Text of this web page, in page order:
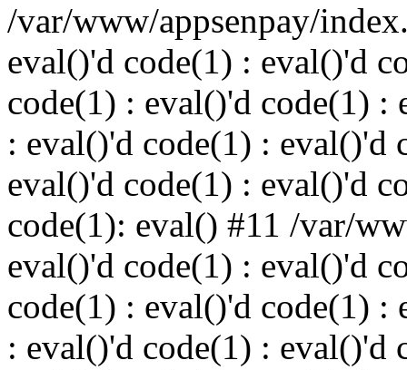
/var/www/appsenpay/
eval()'d code(1) : eval()'d
code(1) : eval()'d code(1) :
: eval()'d code(1) : eval()'d
eval()'d code(1) : eval()'d
code(1): eval() #11 /var/
eval()'d code(1) : eval()'d
code(1) : eval()'d code(1) :
: eval()'d code(1) : eval()'d